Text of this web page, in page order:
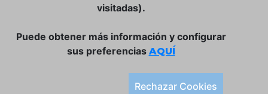
Plaça de la Llibertat, 22, 07760 Ciutadella
Tlf. 971 93 78 75
visitadas).
Puede obtener más información y configurar
sus preferencias AQUÍ
Rechazar Cookies